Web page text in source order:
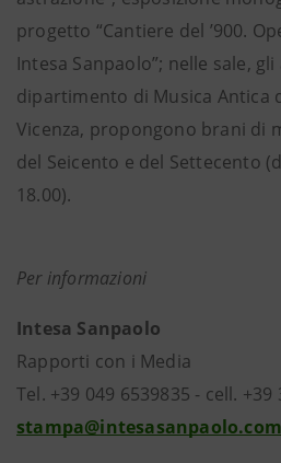
progetto “Cantiere del ’900.
Intesa Sanpaolo”; nelle sale,
dipartimento di Musica Antica
Vicenza, propongono brani di
del Seicento e del Settecento
18.00).
Per informazioni
Intesa Sanpaolo
Rapporti con i Media
Tel. +39 049 6539835 - cell. +39
stampa@intesasanpaolo.com